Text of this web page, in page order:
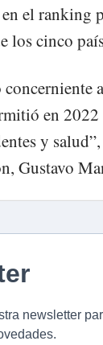
el ranking
los cinco
en
y
Gustavo